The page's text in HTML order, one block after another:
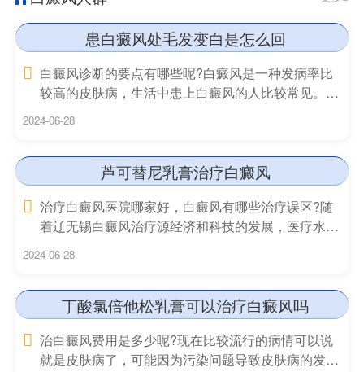
患白癜风处毛发变白是怎么回
白癜风诊断的要点有哪些呢?白癜风是一种发病率比
较高的皮肤病，生活中患上白癜风的人比较常见。由
于白癜风病
2024-06-28
芦可替尼乳膏治疗白癜风
治疗白癜风医院哪家好，白癜风有哪些治疗误区?随
着辽无锡白癜风治疗源经济和科技的发展，医疗水平
2024-06-28
丁酸氯倍他松乳膏可以治疗白癜风吗
治白癜风费用是多少呢?现在比较流行的病情可以说
就是皮肤病了，可能因为污染问题导致皮肤病的发病